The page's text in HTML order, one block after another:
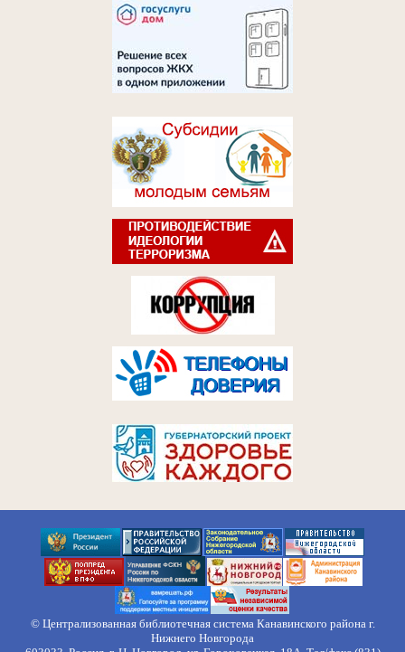
© Централизованная библиотечная система Канавинского района г.
Нижнего Новгорода